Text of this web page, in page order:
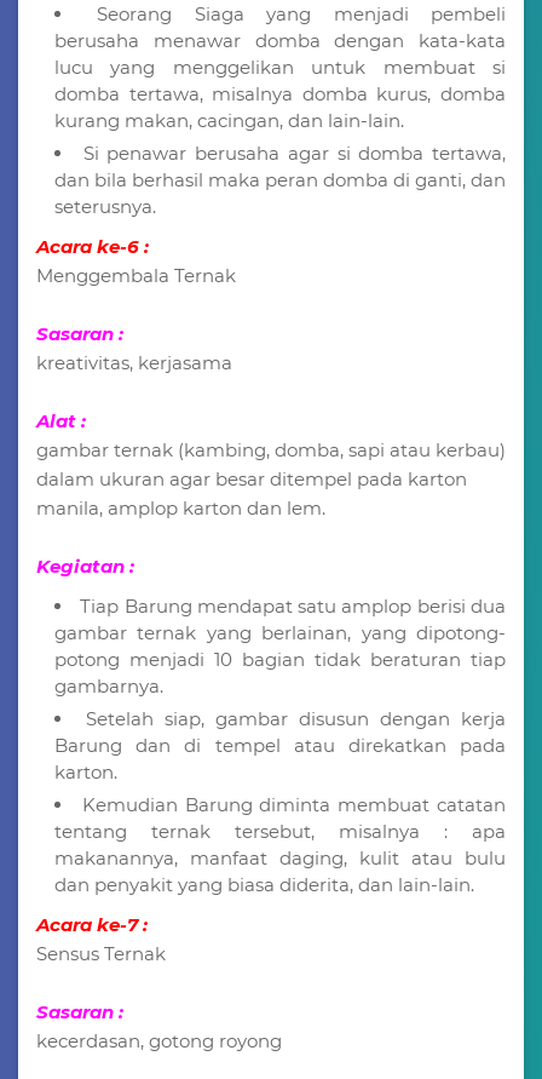
Seorang Siaga yang menjadi pembeli
berusaha menawar domba dengan kata-kata
lucu yang menggelikan untuk membuat si
domba tertawa, misalnya domba kurus, domba
kurang makan, cacingan, dan lain-lain.
Si penawar berusaha agar si domba tertawa,
dan bila berhasil maka peran domba di ganti, dan
seterusnya.
Acara ke-6 :
Menggembala Ternak
Sasaran :
kreativitas, kerjasama
Alat :
gambar ternak (kambing, domba, sapi atau kerbau)
dalam ukuran agar besar ditempel pada karton
manila, amplop karton dan lem.
Kegiatan :
Tiap Barung mendapat satu amplop berisi dua
gambar ternak yang berlainan, yang dipotong-
potong menjadi 10 bagian tidak beraturan tiap
gambarnya.
Setelah siap, gambar disusun dengan kerja
Barung dan di tempel atau direkatkan pada
karton.
Kemudian Barung diminta membuat catatan
tentang ternak tersebut, misalnya : apa
makanannya, manfaat daging, kulit atau bulu
dan penyakit yang biasa diderita, dan lain-lain.
Acara ke-7 :
Sensus Ternak
Sasaran :
kecerdasan, gotong royong